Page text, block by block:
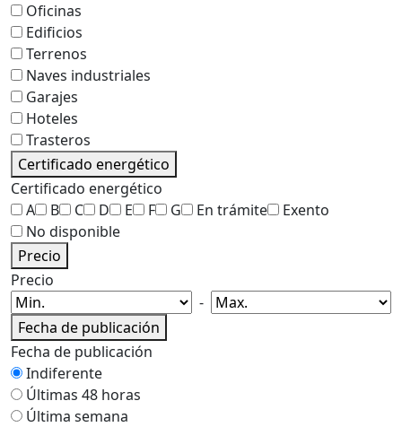
Oficinas
Edificios
Terrenos
Naves industriales
Garajes
Hoteles
Trasteros
Certificado energético
Certificado energético
A
B C D E F G En trámite
Exento
No disponible
Precio
Precio
-
Fecha de publicación
Fecha de publicación
Indiferente
Últimas 48 horas
Última semana